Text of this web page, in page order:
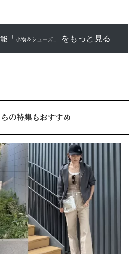
「 小物＆シューズ 」をもっと見る
の特集もおすすめ